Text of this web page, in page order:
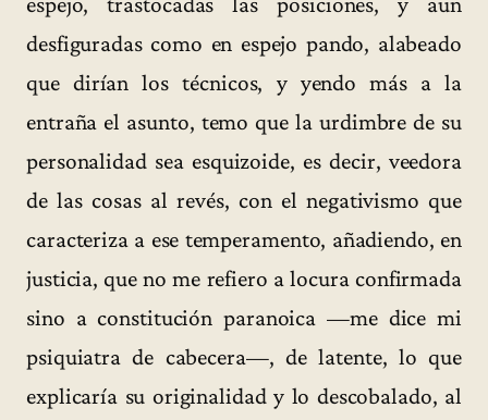
desfiguradas como en espejo pando, alabeado
que dirían los técnicos, y yendo más a la
entraña el asunto, temo que la urdimbre de su
personalidad sea esquizoide, es decir, veedora
de las cosas al revés, con el negativismo que
caracteriza a ese temperamento, añadiendo, en
justicia, que no me refiero a locura confirmada
sino a constitución paranoica —me dice mi
psiquiatra de cabecera—, de latente, lo que
explicaría su originalidad y lo descobalado, al